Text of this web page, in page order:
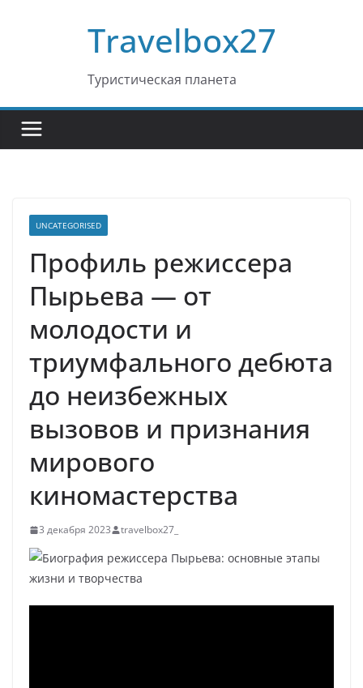
Travelbox27
Туристическая планета
UNCATEGORISED
Профиль режиссера
Пырьева — от
молодости и
триумфального дебюта
до неизбежных
вызовов и признания
мирового
киномастерства
3 декабря 2023 travelbox27_